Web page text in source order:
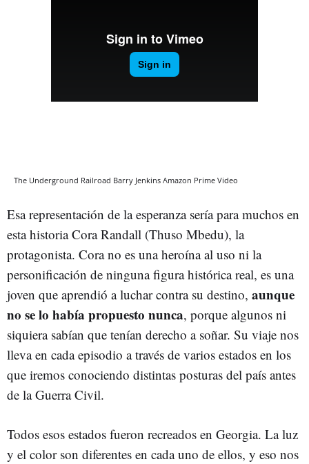
The Underground Railroad Barry Jenkins Amazon Prime Video
Esa representación de la esperanza sería para muchos en
esta historia Cora Randall (Thuso Mbedu), la
protagonista. Cora no es una heroína al uso ni la
personificación de ninguna figura histórica real, es una
joven que aprendió a luchar contra su destino, aunque
no se lo había propuesto nunca, porque algunos ni
siquiera sabían que tenían derecho a soñar. Su viaje nos
lleva en cada episodio a través de varios estados en los
que iremos conociendo distintas posturas del país antes
de la Guerra Civil.
Todos esos estados fueron recreados en Georgia. La luz
y el color son diferentes en cada uno de ellos, y eso nos